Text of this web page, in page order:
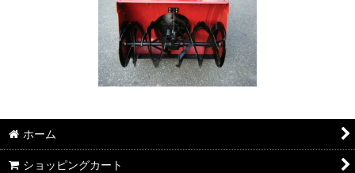
ホーム
ショッピングカート